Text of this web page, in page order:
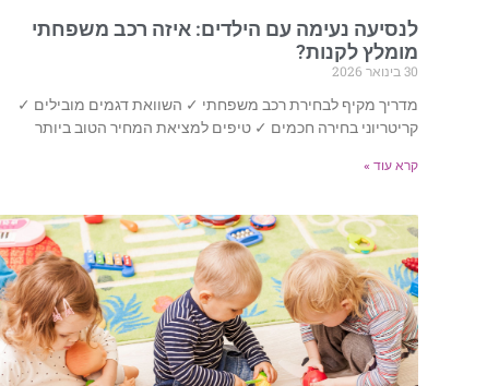
לנסיעה נעימה עם הילדים: איזה רכב משפחתי
מומלץ לקנות?
30 בינואר 2026
מדריך מקיף לבחירת רכב משפחתי ✓ השוואת דגמים מובילים ✓
קריטריוני בחירה חכמים ✓ טיפים למציאת המחיר הטוב ביותר
קרא עוד »